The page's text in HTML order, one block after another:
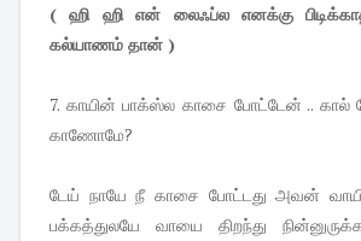
( ஹி ஹி என் லைஃப்ல எனக்கு
கல்யாணம் தான் )
7. காயின் பாக்ஸ்ல காசை போட்டேன் .. கால்
காணோமே?
டேய் நாயே நீ காசை போட்டது அவன்
பக்கத்துலயே வாயை திறந்து